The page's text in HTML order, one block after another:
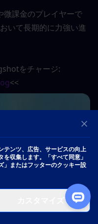
微課金のプレイヤーで
いて長期的に力強い進
<<
テンツ、広告、サービスの向上
収集します。「すべて同意」
」またはフッターのクッキー設